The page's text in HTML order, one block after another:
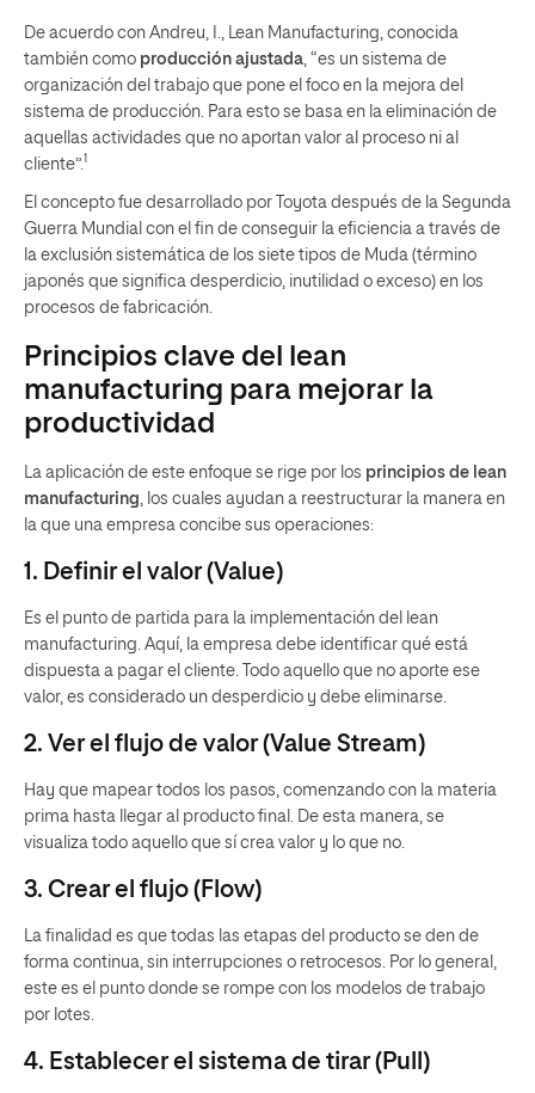
De acuerdo con Andreu, I., Lean Manufacturing, conocida
también como producción ajustada , “es un sistema de
organización del trabajo que pone el foco en la mejora del
sistema de producción. Para esto se basa en la eliminación de
aquellas actividades que no aportan valor al proceso ni al
cliente”. 1
El concepto fue desarrollado por Toyota después de la Segunda
Guerra Mundial con el fin de conseguir la eficiencia a través de
la exclusión sistemática de los siete tipos de Muda (término
japonés que significa desperdicio, inutilidad o exceso) en los
procesos de fabricación.
Principios clave del lean
manufacturing para mejorar la
productividad
La aplicación de este enfoque se rige por los principios de lean
manufacturing , los cuales ayudan a reestructurar la manera en
la que una empresa concibe sus operaciones:
1. Definir el valor (Value)
Es el punto de partida para la implementación del lean
manufacturing. Aquí, la empresa debe identificar qué está
dispuesta a pagar el cliente. Todo aquello que no aporte ese
valor, es considerado un desperdicio y debe eliminarse.
2. Ver el flujo de valor (Value Stream)
Hay que mapear todos los pasos, comenzando con la materia
prima hasta llegar al producto final. De esta manera, se
visualiza todo aquello que sí crea valor y lo que no.
3. Crear el flujo (Flow)
La finalidad es que todas las etapas del producto se den de
forma continua, sin interrupciones o retrocesos. Por lo general,
este es el punto donde se rompe con los modelos de trabajo
por lotes.
4. Establecer el sistema de tirar (Pull)